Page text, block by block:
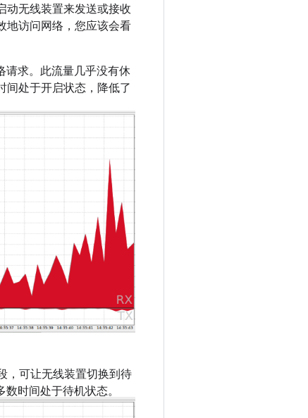
动无线装置来发送或接收
地访问网络，您应该会看
请求。此流量几乎没有休
间处于开启状态，降低了
，可让无线装置切换到待
时间处于待机状态。